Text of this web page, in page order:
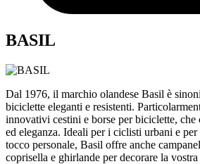
BASIL
Dal 1976, il marchio olandese Basil è
biciclette eleganti e resistenti.
innovativi cestini e borse per biciclette,
ed eleganza. Ideali per i ciclisti urbani e
tocco personale, Basil offre anche
coprisella e ghirlande per decorare la